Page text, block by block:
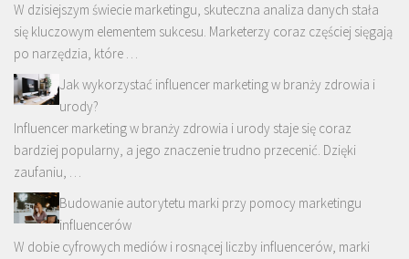
W dzisiejszym świecie marketingu, skuteczna analiza danych stała
się kluczowym elementem sukcesu. Marketerzy coraz częściej sięgają
po narzędzia, które …
Jak wykorzystać influencer marketing w branży zdrowia i
urody?
Influencer marketing w branży zdrowia i urody staje się coraz
bardziej popularny, a jego znaczenie trudno przecenić. Dzięki
zaufaniu, …
Budowanie autorytetu marki przy pomocy marketingu
influencerów
W dobie cyfrowych mediów i rosnącej liczby influencerów, marki